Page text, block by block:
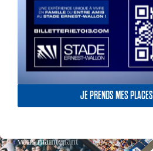
JE PRENDS MES PLACES
Actualités, nouveautés,
billetterie, remises
vous maintenant